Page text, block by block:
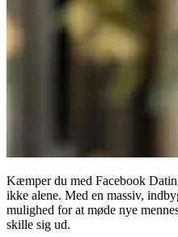
Kæmper du med Facebook
ikke alene. Med en massiv,
mulighed for at møde nye
skille sig ud.